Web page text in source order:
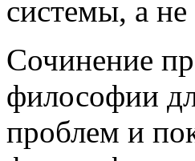
системы, а не
Сочинение
философии
проблем и